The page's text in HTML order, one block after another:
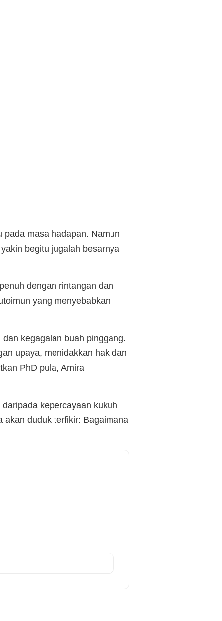
pada masa hadapan. Namun
begitu jugalah besarnya
dengan rintangan dan
yang menyebabkan
kegagalan buah pinggang.
upaya, menidakkan hak dan
PhD pula, Amira
kepercayaan kukuh
akan duduk terfikir: Bagaimana